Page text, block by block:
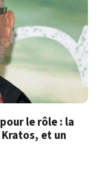
le rôle : la
et un